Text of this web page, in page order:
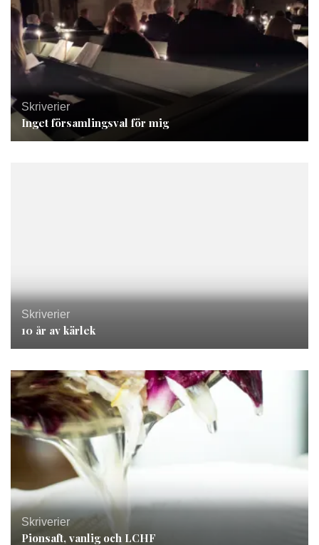
Skriverier
Inget församlingsval för mig
Skriverier
10 år av kärlek
Skriverier
Pionsaft, vanlig och LCHF